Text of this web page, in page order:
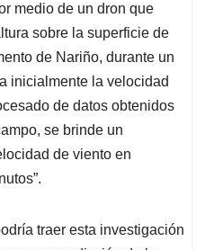
medio de un dron que
sobre la superficie de
de Nariño, durante un
inicialmente la velocidad
de datos obtenidos
se brinde un
de viento en
traer esta investigación